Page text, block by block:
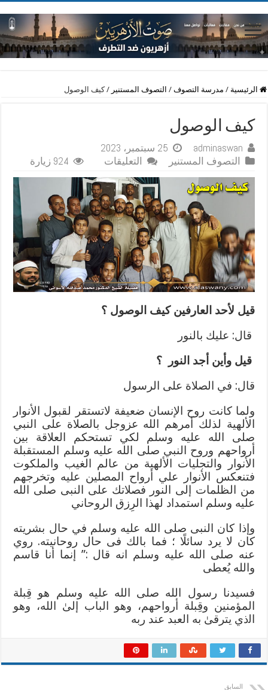
الرئيسية / مدرسة التصوف / التصوف المستنير / كيف الوصول
كيف الوصول
adminaswan
25 سبتمبر، 2023
التصوف المستنير
التعليقات
الوصول
مغلقة
924 زيارة
قيل لأحد العارفين كيف الوصول ؟
قال: عليك بالنور
قيل وأين أجد النور
؟
قال: في الصلاة على الرسول
ولما كانت روح الإنسان ضعيفة لاتستقر لقبول الأنوار
الألهية لذلك أمرهم الله عزوجل بالصلاة على النبي
صلى الله عليه وسلم لكي تستحكم العلاقة بين
أرواحهم وروح النبي صلى الله عليه وسلم المستقبلة
الأنوار والتجليات الألهية من عالم الغيب والملكوت
فتنعكس الأنوار علي أرواح المصلين عليه وتخرجهم
من الظلمات إلى النور فصلاتك ﻋﻠﻰ ﺍﻟﻨﺒﻰ ﺻﻠﻰ ﺍﻟﻠﻪ
ﻋﻠﻴﻪ ﻭﺳﻠﻢ ﺍﺳﺘﻤﺪﺍﺩ ﻟﻬﺬﺍ ﺍﻟﺮِﺯﻕ ﺍﻟﺮﻭﺣﺎﻧﻲ
ﻭﺇﺫﺍ ﻛﺎﻥ ﺍﻟﻨﺒﻰ ﺻﻠﻰ ﺍﻟﻠﻪ ﻋﻠﻴﻪ ﻭﺳﻠﻢ ﻓﻲ ﺣﺎﻝ ﺑﺸﺮﻳﺘﻪ
ﻛﺎﻥ ﻻ ﻳﺮﺩ ﺳﺎﺋﻠًﺎ ؛ ﻓﻤﺎ ﺑﺎﻟﻚ ﻓﻰ ﺣﺎﻝ ﺭﻭﺣﺎﻧﻴﺘﻪ. روي
عنه صلى الله عليه وسلم اﻧﻪ ﻗﺎﻝ :” ﺇﻧﻤﺎ ﺃﻧﺎ ﻗﺎﺳﻢ
ﻭﺍﻟﻠﻪ ﻳُﻌﻄﻰ
فسيدنا ﺭﺳﻮﻝ ﺍﻟﻠﻪ ﺻﻠﻰ ﺍﻟﻠﻪ ﻋﻠﻴﻪ ﻭﺳﻠﻢ ﻫﻮ ﻗِﺒﻠﺔ
ﺍﻟﻤﺆﻣﻨﻴﻦ ﻭﻗِﺒﻠﺔ ﺃﺭﻭﺍﺣﻬﻢ، ﻭﻫﻮ ﺍﻟﺒﺎﺏ ﺇﻟﻰٰ ﺍﻟﻠﻪ، وهو
ﺍﻟذي ﻳﺘﺮﻗﻰٰ به ﺍﻟﻌﺒﺪ ﻋﻨﺪ ﺭﺑﻪ
السابق